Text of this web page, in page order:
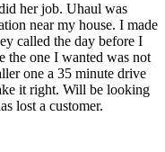
her job. Uhaul was
near my house. I made
called the day before I
the one I wanted was not
one a 35 minute drive
it right. Will be looking
lost a customer.